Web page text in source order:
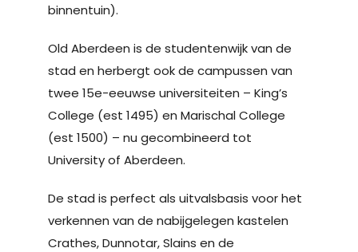
binnentuin).
Old Aberdeen is de studentenwijk van de
stad en herbergt ook de campussen van
twee 15e-eeuwse universiteiten – King’s
College (est 1495) en Marischal College
(est 1500) – nu gecombineerd tot
University of Aberdeen.
De stad is perfect als uitvalsbasis voor het
verkennen van de nabijgelegen kastelen
Crathes, Dunnotar, Slains en de